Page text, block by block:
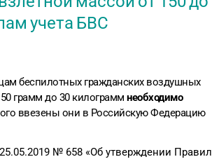
учета БВС
беспилотных гражданских воздушных
грамм до 30 килограмм необходимо
ввезены они в Российскую Федерацию
№ 658 «Об утверждении Правил